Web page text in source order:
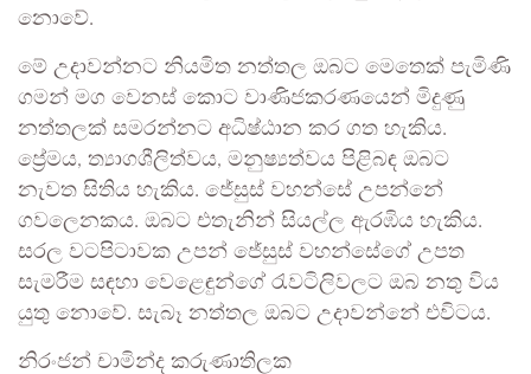
නොවේ.
මේ උදාවන්නට නියමිත නත්තල ඔබට මෙතෙක් පැමිණි
ගමන් මග වෙනස් කොට වාණිජකරණයෙන් මිදුණු
නත්තලක් සමරන්නට අධිෂ්ඨාන කර ගත හැකිය.
ප්‍රේමය, ත්‍යාගශීලිත්වය, මනුෂ්‍යත්වය පිළිබඳ ඔබට
නැවත සිතිය හැකිය. ජේසුස් වහන්සේ උපන්නේ
ගවලෙනකය. ඔබට එතැනින් සියල්ල ඇරඹිය හැකිය.
සරල වටපිටාවක උපන් ජේසුස් වහන්සේගේ උපත
සැමරීම සඳහා වෙළෙඳුන්ගේ රැවටිලිවලට ඔබ නතු විය
යුතු නොවේ. සැබෑ නත්තල ඔබට උදාවන්නේ එවිටය.
නිරංජන් චාමින්ද කරුණාතිලක